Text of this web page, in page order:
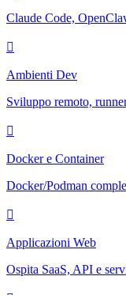
Claude Code,
Ambienti Dev
Sviluppo remoto,
Docker e Container
Docker/Podman
Applicazioni Web
Ospita SaaS, API e